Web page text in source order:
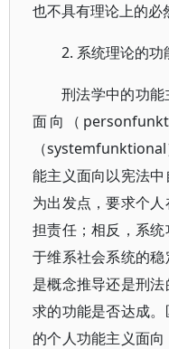
也不具有理论上的必
2. 系统理论的功
刑法学中的功
面向（
（
能主义面向以宪法
为出发点，要求个
担责任；相反，系
于维系社会系统的
是概念推导还是刑
求的功能是否达成
的个人功能主义面